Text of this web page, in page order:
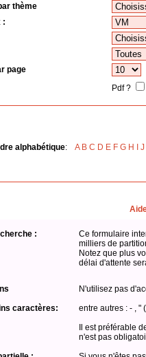
thème
:
page
Pdf ?
alphabétique: A B C D E F G H J
:
Ce formulaire
milliers de
Notez que plus
délai d'attente
N'utilisez pas
caractères:
entre autres : - , "
Il est préférable
n'est pas